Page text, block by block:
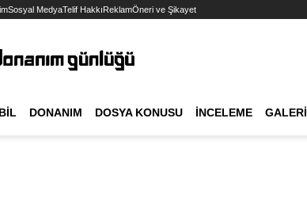
Sosyal MedyaTelif HakkıReklamÖneri ve Şikayet
DONANIM DOSYA KONUSU İNCELEME GALERI